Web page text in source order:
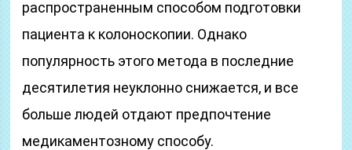
распространенным способом подготовки
пациента к колоноскопии. Однако
популярность этого метода в последние
десятилетия неуклонно снижается, и все
больше людей отдают предпочтение
медикаментозному способу.